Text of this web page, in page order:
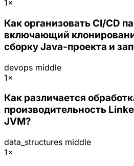
1×
Как организовать CI/CD
включающий
сборку Java-проекта и
devops middle
1×
Как различается
производительность
JVM?
data_structures middle
1×